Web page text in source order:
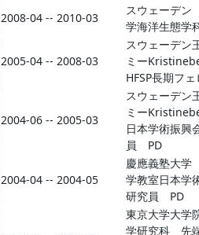
2008-04 -- 2010-03
スウェーデ
学海洋生態学
2005-04 -- 2008-03
スウェーデン
ミー
HFSP長期フ
2004-06 -- 2005-03
スウェーデン
ミー
日本学術振
員 PD
2004-04 -- 2004-05
慶應義塾大
学教室日本
研究員 PD
東京大学大学
学研究科 先